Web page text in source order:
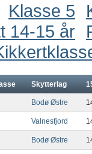
Klasse 5
14-15 år
Skytterlag
Bodø Østre
Valnesfjord
Bodø Østre